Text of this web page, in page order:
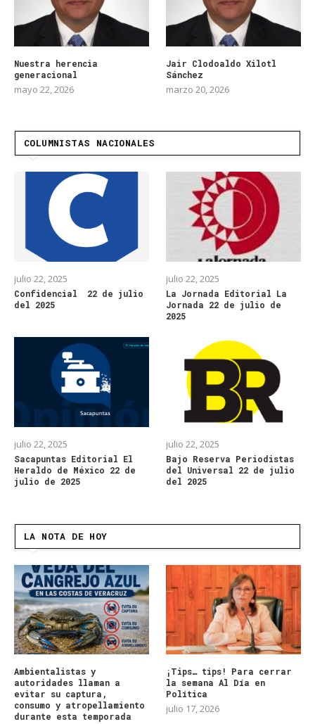
Nuestra herencia
generacional
mayo 22, 2026
Jair Clodoaldo Xilotl
Sánchez
marzo 20, 2026
COLUMNISTAS NACIONALES
julio 22, 2025
Confidencial 22 de julio
del 2025
julio 22, 2025
La Jornada Editorial La
Jornada 22 de julio de
2025
julio 22, 2025
Sacapuntas Editorial El
Heraldo de México 22 de
julio de 2025
julio 22, 2025
Bajo Reserva Periodistas
del Universal 22 de julio
del 2025
LA NOTA DE HOY
Ambientalistas y
autoridades llaman a
evitar su captura,
consumo y atropellamiento
durante esta temporada
¡Tips… tips! Para cerrar
la semana Al Día en
Política
julio 17, 2026